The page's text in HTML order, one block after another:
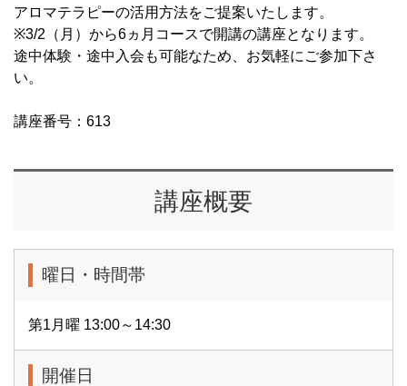
アロマテラピーの活用方法をご提案いたします。
※3/2（月）から6ヵ月コースで開講の講座となります。
途中体験・途中入会も可能なため、お気軽にご参加下さ
い。
講座番号：613
講座概要
曜日・時間帯
第1月曜 13:00～14:30
開催日